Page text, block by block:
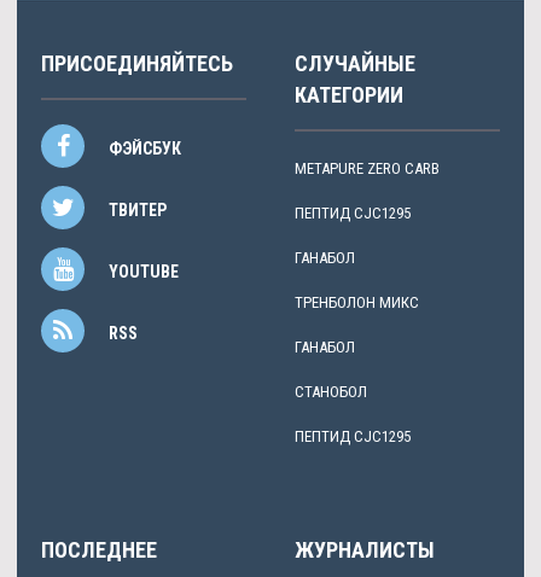
ПРИСОЕДИНЯЙТЕСЬ
ФЭЙСБУК
ТВИТЕР
YOUTUBE
RSS
СЛУЧАЙНЫЕ
КАТЕГОРИИ
METAPURE ZERO CARB
ПЕПТИД CJC1295
ГАНАБОЛ
ТРЕНБОЛОН МИКС
ГАНАБОЛ
СТАНОБОЛ
ПЕПТИД CJC1295
ПОСЛЕДНЕЕ ЖУРНАЛИСТЫ